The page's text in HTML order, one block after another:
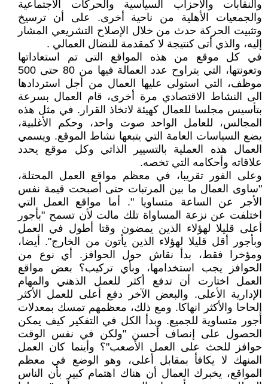
والنقابات والأحزاب السياسية والحركات الاجتماعية
والجمعيات الأهلية من ناحية أخرى. على أن ترسيخ
وتثبيت الحركة حدث من خلال الإصلاح التشريعي المشار
إليه، والذي أتى كنتيجة لا كمقدمة للنضال العمالي .
في كل موقع من هذه المواقع التى تم استعاداتها
وتعونتها، التي يتراوح عدد العمالة فيها من 80 حتى 500
موظف، التي استولى عليها العمال من أجل استردادها
الى النشاط الاقتصادي مرة أخرى، قام العمال بسرعة
بتأسيس مجلسا للعمال كهيئة لاتخاذ القرار. في مثل هذه
المجالس، للعامل الواحد صوت واحد، وحكم الأغلبية،
يضع السياسات العامة التي يتبعها نشاط الموقع. ويسمي
العمال هذه العملية بالتسيير الذاتي وكل موقع يحدد
علاقاته وأحكامه التي تخصه.
وعلى الفور تقريبا، في معظم مواقع العمل المحتلة،
"ساوى العمال ما بين المرتبات حتى أصبحت قيمة نفس
الأجر عن الساعة متساويا ". أما مواقع العمل التي
اختلفت عن نزعة المساواة تلك مالت لأن تسمح "بأجور
أعلى قليلا لهؤلاء الذين يمضون وقتا أطول في العمل
وبأجور أقل قليلا لهؤلاء الذين يأتون من الخارج". أيضا،
ومؤخرا فقط، بدأ نقاش حول الحوافز. أي نوع من
الحوافز يجب استخدامها، وبأي تركيب؟ بعض مواقع
العمل اختارت أن تدفع أكثر للعمل الذهني والمهام
الإدارية الأعلى. والبعض الآخر دفع أعلى للعمل الأكثر
إلحاحا والأكثر انهاكا. ومع ذلك، معظمهم تمسك بمعدلات
أجور متساوية للجميع. وبدأ الكل في التفكير كيف يمكن
الحصول على إنصاف أحسن "ولكن في نفس الوقت
حوافز للحث على العمل الأصعب"؟ وأينما كان العمل
المنهك لا يكافأ بمقابل أعلى، وهو الوضع في معظم
المواقع، يخبرك العمال أن هناك اهتمام كبير بأن الناس